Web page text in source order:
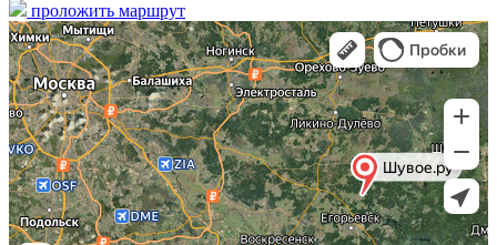
проложить маршрут